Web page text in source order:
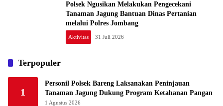
Polsek Ngusikan Melakukan Pengecekani
Tanaman Jagung Bantuan Dinas Pertanian
melalui Polres Jombang
Aktivitas 31 Juli 2026
Terpopuler
1
Personil Polsek Bareng Laksanakan Peninjauan
Tanaman Jagung Dukung Program Ketahanan Pangan
1 Agustus 2026